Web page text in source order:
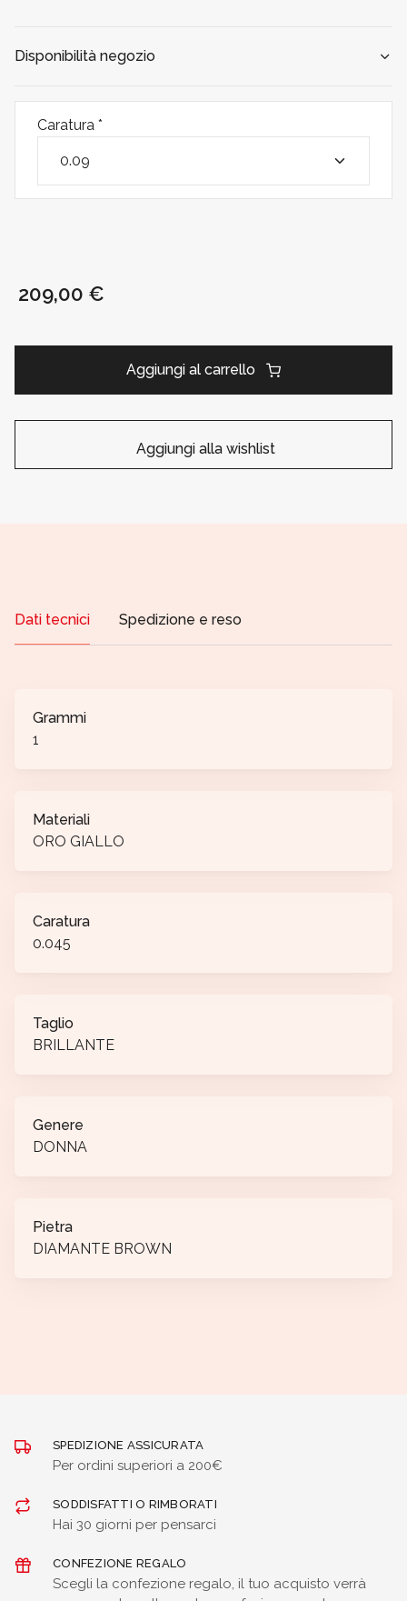
Disponibilità negozio
Caratura *
209,00 €
Aggiungi al carrello
Aggiungi alla wishlist
Dati tecnici Spedizione e reso
Grammi
1
Materiali
ORO GIALLO
Caratura
0.045
Taglio
BRILLANTE
Genere
DONNA
Pietra
DIAMANTE BROWN
SPEDIZIONE ASSICURATA
Per ordini superiori a 200€
SODDISFATTI O RIMBORATI
Hai 30 giorni per pensarci
CONFEZIONE REGALO
Scegli la confezione regalo, il tuo acquisto verrà